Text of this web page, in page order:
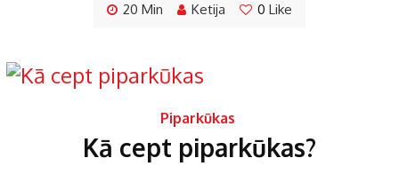
20 Min Ketija 0 Like
Piparkūkas
Kā cept piparkūkas?